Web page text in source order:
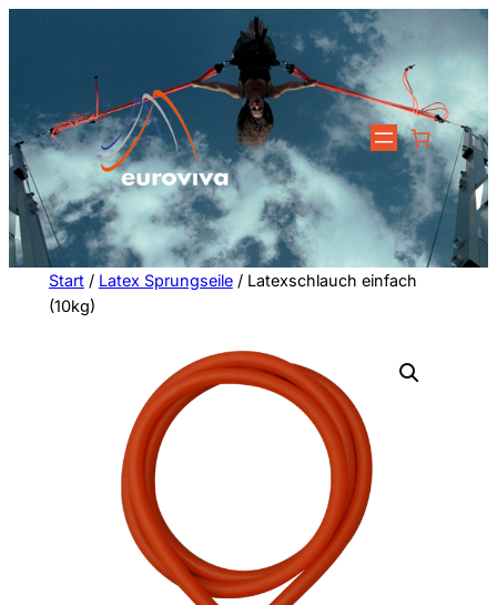
Start/ Latex Sprungseile/ Latexschlauch einfach
(10kg)